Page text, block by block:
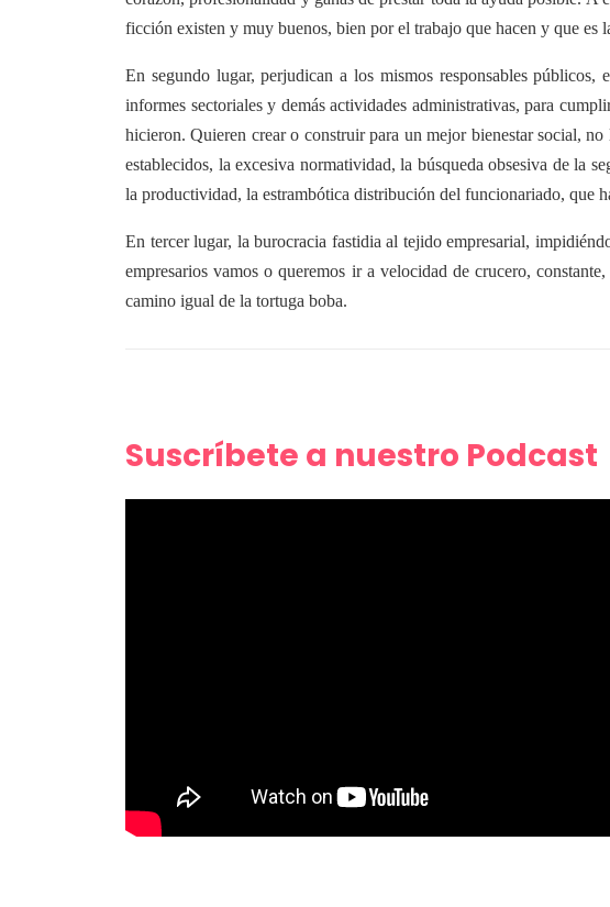
ficción existen y muy buenos, bien por el trabajo que hacen y que
En segundo lugar, perjudican a los mismos responsables públicos,
informes sectoriales y demás actividades administrativas, para
hicieron. Quieren crear o construir para un mejor bienestar social,
establecidos, la excesiva normatividad, la búsqueda obsesiva de la
la productividad, la estrambótica distribución del funcionariado, que
En tercer lugar, la burocracia fastidia al tejido empresarial,
empresarios vamos o queremos ir a velocidad de crucero,
camino igual de la tortuga boba.
Suscríbete a nuestro Podcast